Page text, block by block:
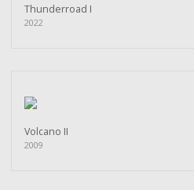
Thunderroad I
2022
Volcano II
2009